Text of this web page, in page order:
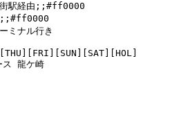
街駅経由;;#ff0000
;;#ff0000
ミナル行き
ス 龍ケ崎